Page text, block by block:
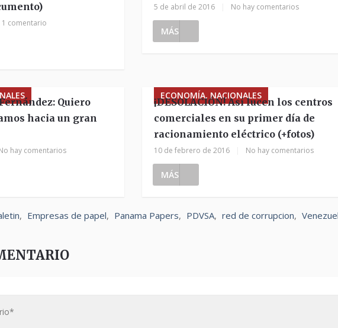
1 comentario
5 de abril de 2016 No hay comentarios
MÁS
Quiero
hacia un gran
hay comentarios
ECONOMÍA, NACIONALES
¡DESOLACIÓN! Así lucen los centros
comerciales en su primer día de
racionamiento eléctrico (+fotos)
10 de febrero de 2016 No hay comentarios
MÁS
, Empresas de papel, Panama Papers, PDVSA, red de corrupcion,